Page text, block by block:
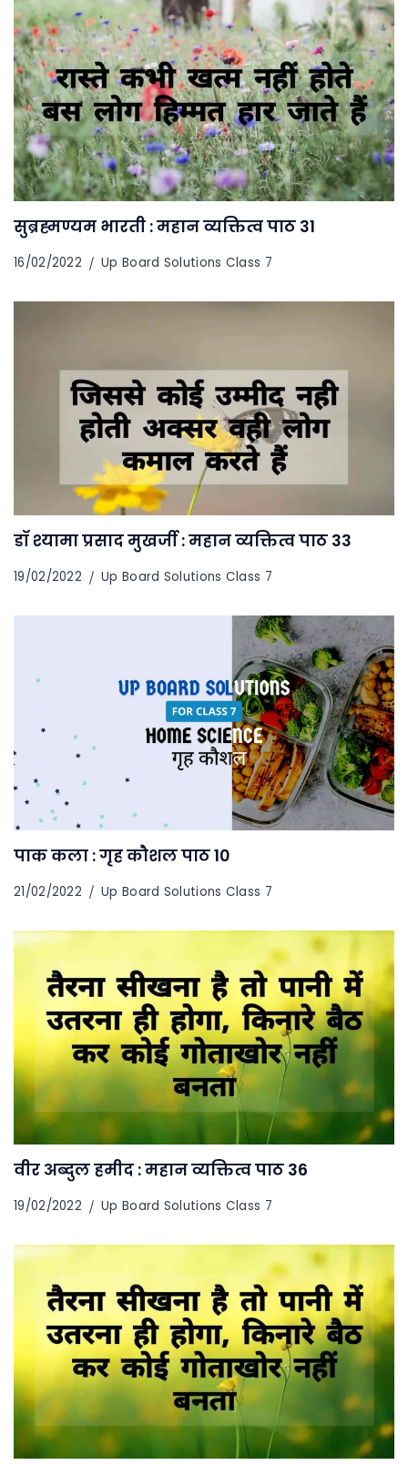
सुब्रह्मण्यम भारती : महान व्यक्तित्व पाठ 31
16/02/2022 Up Board Solutions Class 7
डॉ श्यामा प्रसाद मुखर्जी : महान व्यक्तित्व पाठ 33
19/02/2022 Up Board Solutions Class 7
पाक कला : गृह कौशल पाठ 10
21/02/2022 Up Board Solutions Class 7
वीर अब्दुल हमीद : महान व्यक्तित्व पाठ 36
19/02/2022 Up Board Solutions Class 7